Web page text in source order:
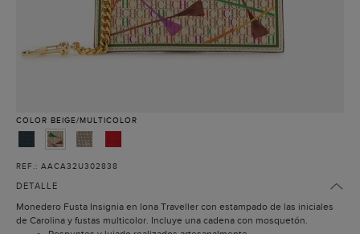
COLOR BEIGE/MULTICOLOR
REF.: AACA32U302838
DETALLE
Monedero Fusta Insignia en lona Traveller con estampado de las iniciales
de Carolina y fustas multicolor. Incluye una cadena con mosquetón.